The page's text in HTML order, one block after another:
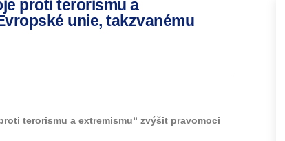
proti terorismu a
unie, takzvanému
terorismu a extremismu“ zvýšit pravomoci